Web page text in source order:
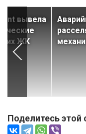
вывела
ЖК
Поделитесь этой